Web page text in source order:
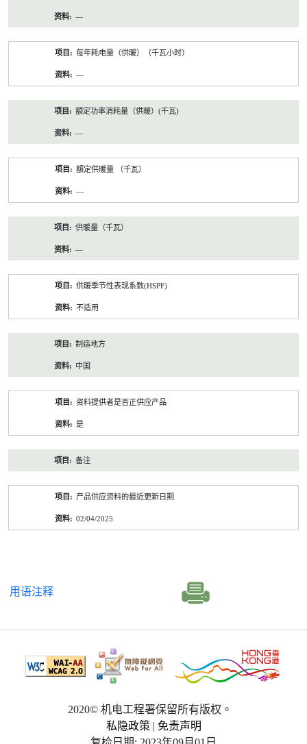
—
每年耗电量（供暖）（千瓦小时）
—
額定功率消耗量（供暖）(千瓦)
—
額定供暖量 （千瓦）
—
供暖量（千瓦）
—
供暖季节性表现系数(HSPF)
不适用
制造地方
中国
资料提供者是否正供应产品
是
备注
产品供应资料的最近更新日期
02/04/2025
用语注释
2020© 机电工程署保留所有版权。
私隐政策 | 免责声明